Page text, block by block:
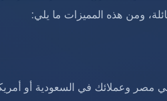
ومن هذه المميزات ما يلي:
وعملائك في السعودية أو أمريكا